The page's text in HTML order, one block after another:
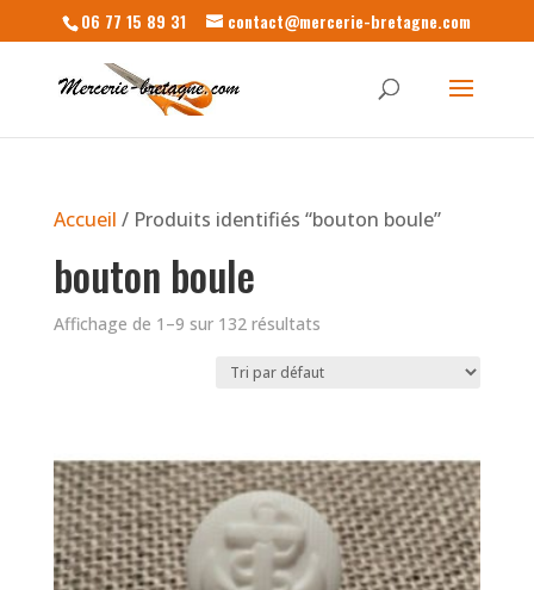
06 77 15 89 31 contact@mercerie-bretagne.com
Accueil / Produits identifiés “bouton boule”
bouton boule
Affichage de 1–9 sur 132 résultats